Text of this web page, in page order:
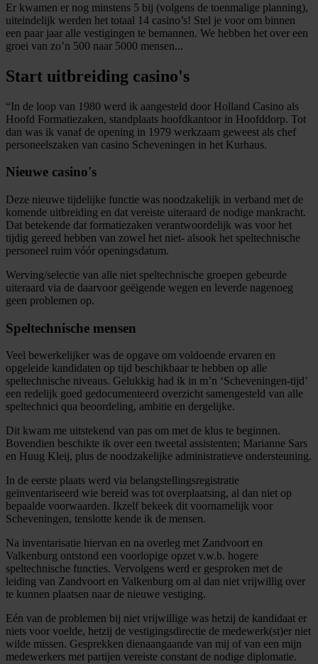
Er kwamen er nog minstens 5 bij (volgens de toenmalige planning),
uiteindelijk werden het totaal 14 casino’s! Stel je voor om binnen
een paar jaar alle vestigingen te bemannen. We hebben het over een
groei van zo’n 500 naar 5000 mensen...
Start uitbreiding casino's
“In de loop van 1980 werd ik aangesteld door Holland Casino als
Hoofd Formatiezaken, standplaats hoofdkantoor in Hoofddorp. Tot
dan was ik vanaf de opening in 1979 werkzaam geweest als chef
personeelszaken van casino Scheveningen in het Kurhaus.
Nieuwe casino's
Deze nieuwe tijdelijke functie was noodzakelijk in verband met de
komende uitbreiding en dat vereiste uiteraard de nodige mankracht.
Dat betekende dat formatiezaken verantwoordelijk was voor het
tijdig gereed hebben van zowel het niet- alsook het speltechnische
personeel ruim vóór openingsdatum.
Werving/selectie van alle niet speltechnische groepen gebeurde
uiteraard via de daarvoor geëigende wegen en leverde nagenoeg
geen problemen op.
Speltechnische mensen
Veel bewerkelijker was de opgave om voldoende ervaren en
opgeleide kandidaten op tijd beschikbaar te hebben op alle
speltechnische niveaus. Gelukkig had ik in m’n ‘Scheveningen-tijd’
een redelijk goed gedocumenteerd overzicht samengesteld van alle
speltechnici qua beoordeling, ambitie en dergelijke.
Dit kwam me uitstekend van pas om met de klus te beginnen.
Bovendien beschikte ik over een tweetal assistenten; Marianne Sars
en Huug Kleij, plus de noodzakelijke administratieve ondersteuning.
In de eerste plaats werd via belangstellingsregistratie
geïnventariseerd wie bereid was tot overplaatsing, al dan niet op
bepaalde voorwaarden. Ikzelf bekeek dit voornamelijk voor
Scheveningen, tenslotte kende ik de mensen.
Na inventarisatie hiervan en na overleg met Zandvoort en
Valkenburg ontstond een voorlopige opzet v.w.b. hogere
speltechnische functies. Vervolgens werd er gesproken met de
leiding van Zandvoort en Valkenburg om al dan niet vrijwillig over
te kunnen plaatsen naar de nieuwe vestiging.
Eén van de problemen bij niet vrijwillige was hetzij de kandidaat er
niets voor voelde, hetzij de vestigingsdirectie de medewerk(st)er niet
wilde missen. Gesprekken dienaangaande van mij of van een mijn
medewerkers met partijen vereiste constant de nodige diplomatie.